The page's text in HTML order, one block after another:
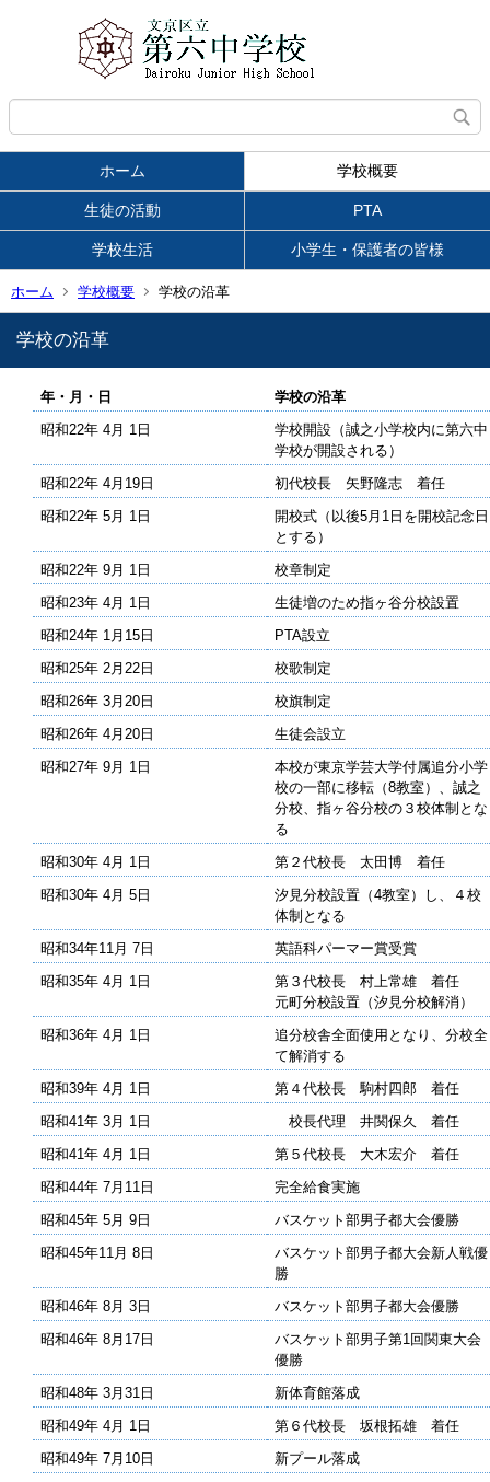
ホーム 学校概要
生徒の活動 PTA
学校生活 小学生・保護者の皆様
ホーム 学校概要 学校の沿革
学校の沿革
年・月・日
学校の沿革
昭和22年 4月 1日
学校開設（誠之小学校内に第六中
学校が開設される）
昭和22年 4月19日
初代校長 矢野隆志 着任
昭和22年 5月 1日
開校式（以後5月1日を開校記念日
とする）
昭和22年 9月 1日
校章制定
昭和23年 4月 1日
生徒増のため指ヶ谷分校設置
昭和24年 1月15日
PTA設立
昭和25年 2月22日
校歌制定
昭和26年 3月20日
校旗制定
昭和26年 4月20日
生徒会設立
昭和27年 9月 1日
本校が東京学芸大学付属追分小学
校の一部に移転（8教室）、誠之
分校、指ヶ谷分校の３校体制とな
る
昭和30年 4月 1日
第２代校長 太田博 着任
昭和30年 4月 5日
汐見分校設置（4教室）し、４校
体制となる
昭和34年11月 7日
英語科パーマー賞受賞
昭和35年 4月 1日
第３代校長 村上常雄 着任
元町分校設置（汐見分校解消）
昭和36年 4月 1日
追分校舎全面使用となり、分校全
て解消する
昭和39年 4月 1日
第４代校長 駒村四郎 着任
昭和41年 3月 1日
校長代理 井関保久 着任
昭和41年 4月 1日
第５代校長 大木宏介 着任
昭和44年 7月11日
完全給食実施
昭和45年 5月 9日
バスケット部男子都大会優勝
昭和45年11月 8日
バスケット部男子都大会新人戦優
勝
昭和46年 8月 3日
バスケット部男子都大会優勝
昭和46年 8月17日
バスケット部男子第1回関東大会
優勝
昭和48年 3月31日
新体育館落成
昭和49年 4月 1日
第６代校長 坂根拓雄 着任
昭和49年 7月10日
新プール落成